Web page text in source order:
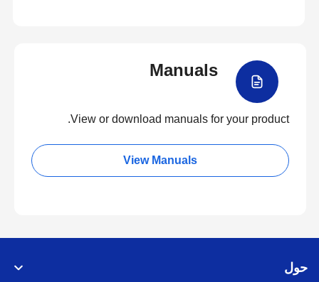
Manuals
View or download manuals for your product.
View Manuals
حول